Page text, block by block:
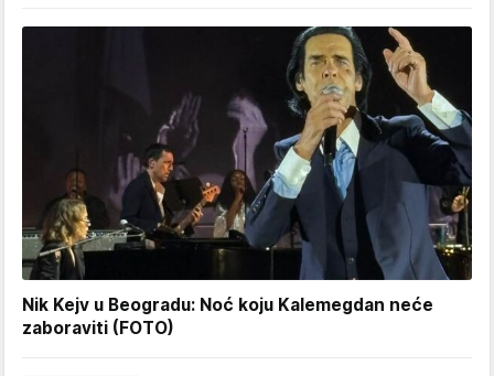
Nik Kejv u Beogradu: Noć koju Kalemegdan neće
zaboraviti (FOTO)